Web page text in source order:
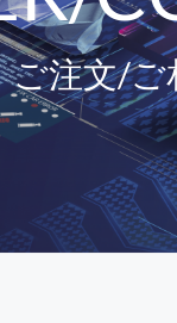
ご注文/ご